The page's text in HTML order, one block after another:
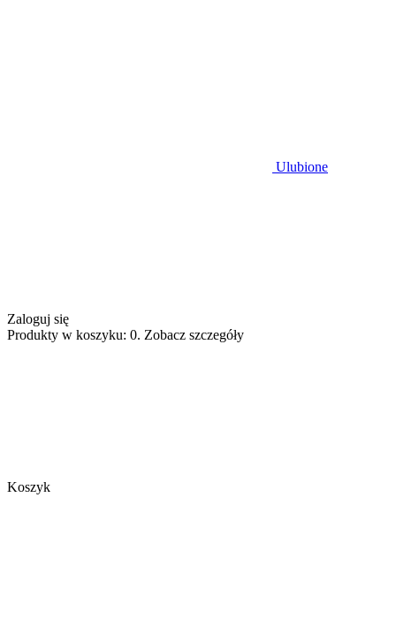
Ulubione
Zaloguj się
Produkty w koszyku: 0. Zobacz szczegóły
Koszyk